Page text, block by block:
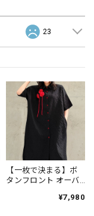
23
【一枚で決まる】ボ
タンフロント オーバ
ワンピース 1color¥7,980